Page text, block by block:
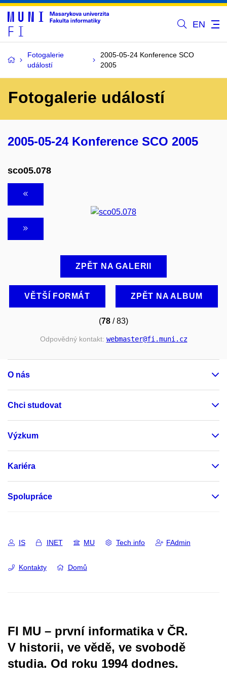
EN
Fotogalerie
událostí
2005-05-24 Konference SCO
2005
Fotogalerie událostí
2005-05-24 Konference SCO 2005
sco05.078
ZPĚT NA GALERII
VĚTŠÍ FORMÁT ZPĚT NA ALBUM
(78 / 83)
Odpovědný kontakt: webmaster@fi.muni.cz
O nás
Chci studovat
Výzkum
Kariéra
Spolupráce
IS INET MU Tech info FAdmin
Kontakty Domů
FI MU – první informatika v ČR.
V historii, ve vědě, ve svobodě
studia. Od roku 1994 dodnes.